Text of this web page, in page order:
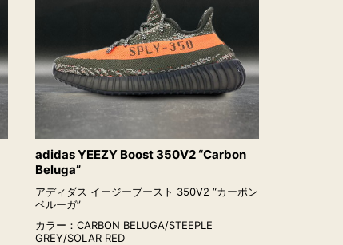
adidas YEEZY Boost 350V2 “Carbon
Beluga”
アディダス イージーブースト 350V2 “カーボン
ベルーガ”
カラー：CARBON BELUGA/STEEPLE
GREY/SOLAR RED